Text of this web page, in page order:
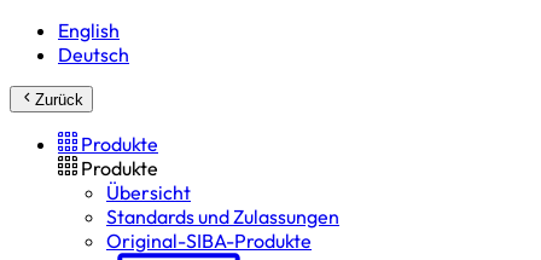
English
Deutsch
Zurück
Produkte
Produkte
Übersicht
Standards und Zulassungen
Original-SIBA-Produkte